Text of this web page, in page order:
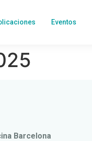
Eventos
Barcelona